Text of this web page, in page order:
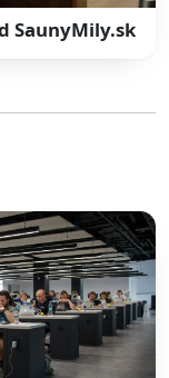
SaunyMily.sk